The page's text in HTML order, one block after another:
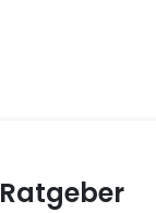
Ratgeber